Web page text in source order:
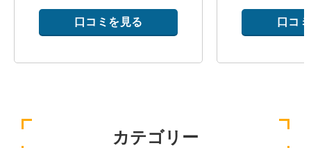
口コミを見る 口コ
カテゴリー